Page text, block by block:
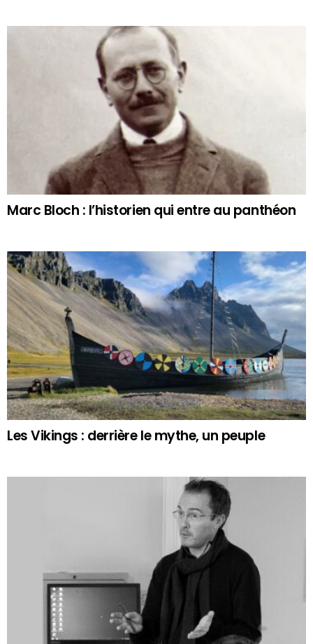
Marc Bloch : l’historien qui entre au panthéon
Les Vikings : derrière le mythe, un peuple